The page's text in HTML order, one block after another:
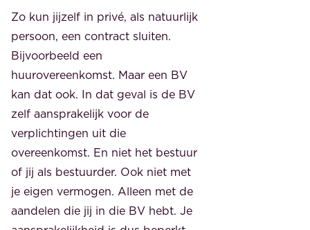
Zo kun jijzelf in privé, als natuurlijk
persoon, een contract sluiten.
Bijvoorbeeld een
huurovereenkomst. Maar een BV
kan dat ook. In dat geval is de BV
zelf aansprakelijk voor de
verplichtingen uit die
overeenkomst. En niet het bestuur
of jij als bestuurder. Ook niet met
je eigen vermogen. Alleen met de
aandelen die jij in die BV hebt. Je